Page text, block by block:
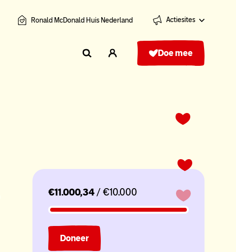
Ronald McDonald Huis Nederland Actiesites
Doe mee
€11.000,34 / €10.000
Doneer